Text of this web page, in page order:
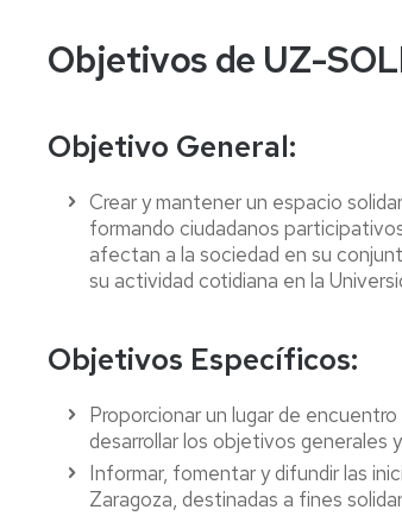
la
Objetivos de UZ-
Objetivo General:
Crear y mantener un espacio
formando ciudadanos
afectan a la sociedad en su
su actividad cotidiana en la
Objetivos Específicos:
Proporcionar un lugar de
desarrollar los objetivos
Informar, fomentar y difundir las
Zaragoza, destinadas a fines